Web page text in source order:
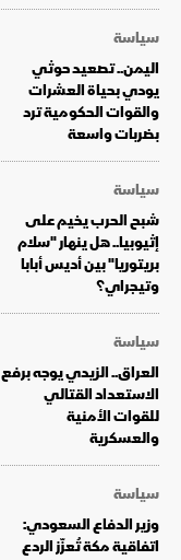
سياسة
اليمن.. تصعيد حوثي
يودي بحياة العشرات
والقوات الحكومية ترد
بضربات واسعة
سياسة
شبح الحرب يخيم على
إثيوبيا.. هل ينهار "سلام
بريتوريا" بين أديس أبابا
وتيجراي؟
سياسة
العراق.. الزيدي يوجه برفع
الاستعداد القتالي
للقوات الأمنية
والعسكرية
سياسة
وزير الدفاع السعودي:
اتفاقية مكة تُعزّز الردع